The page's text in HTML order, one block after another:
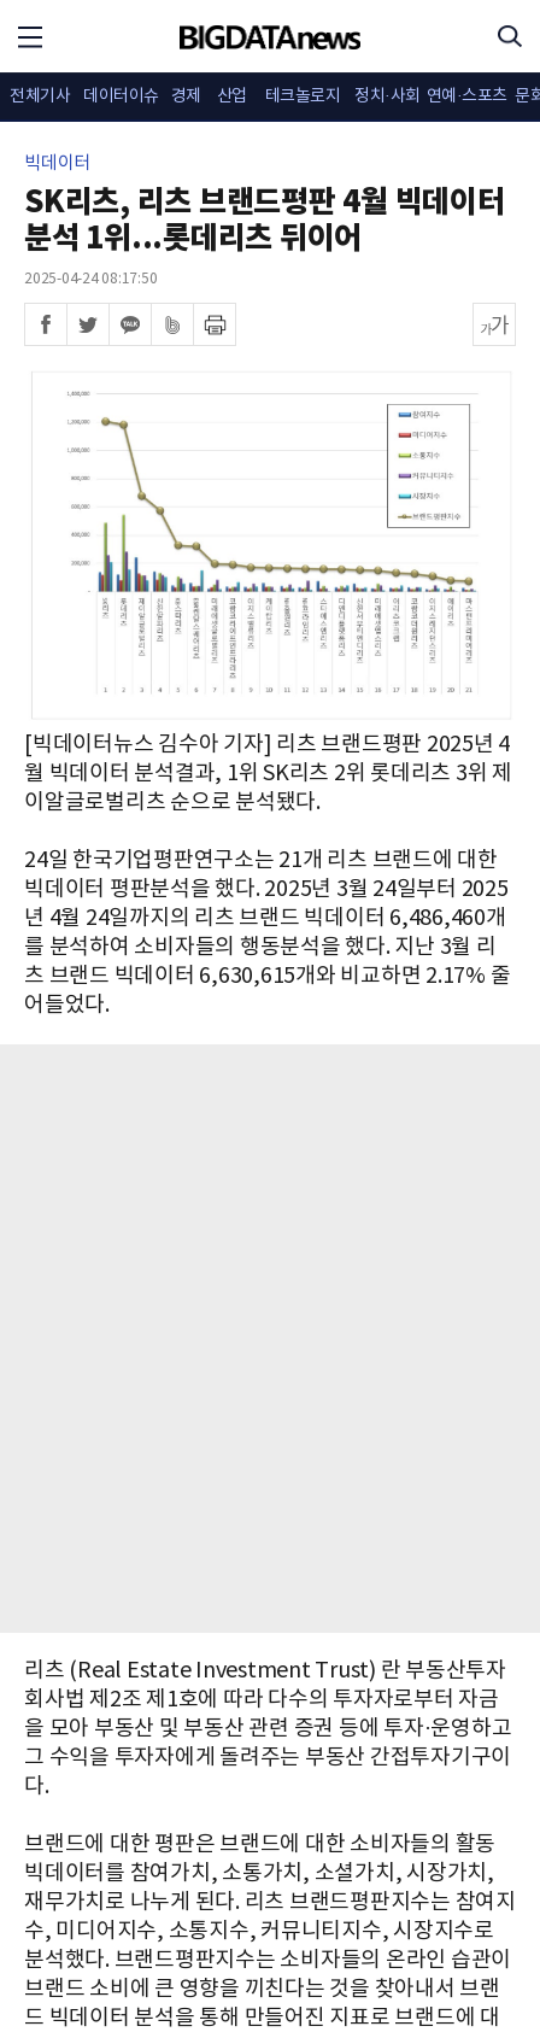
전체기사 데이터이슈 경제 산업 테크놀로지 정치·사회 연예·스포츠 문
빅데이터
SK리츠, 리츠 브랜드평판 4월 빅데이터
분석 1위...롯데리츠 뒤이어
2025-04-24 08:17:50
[빅데이터뉴스 김수아 기자] 리츠 브랜드평판 2025년 4
월 빅데이터 분석결과, 1위 SK리츠 2위 롯데리츠 3위 제
이알글로벌리츠 순으로 분석됐다.
​24일 한국기업평판연구소는 21개 리츠 브랜드에 대한
빅데이터 평판분석을 했다. 2025년 3월 24일부터 2025
년 4월 24일까지의 리츠 브랜드 빅데이터 6,486,460개
를 분석하여 소비자들의 행동분석을 했다.​ 지난 3월 리
츠 브랜드 빅데이터 6,630,615개와 비교하면 2.17% 줄
어들었다.
리츠 (Real Estate Investment Trust) 란 부동산투자
회사법 제2조 제1호에 따라 다수의 투자자로부터 자금
을 모아 부동산 및 부동산 관련 증권 등에 투자·운영하고
그 수익을 투자자에게 돌려주는 부동산 간접투자기구이
다.
​브랜드에 대한 평판은 브랜드에 대한 소비자들의 활동
빅데이터를 참여가치, 소통가치, 소셜가치, 시장가치,
재무가치로 나누게 된다. 리츠 브랜드평판지수는 참여지
수, 미디어지수, 소통지수, 커뮤니티지수, 시장지수로
분석했다. 브랜드평판지수는 소비자들의 온라인 습관이
브랜드 소비에 큰 영향을 끼친다는 것을 찾아내서 브랜
드 빅데이터 분석을 통해 만들어진 지표로 브랜드에 대